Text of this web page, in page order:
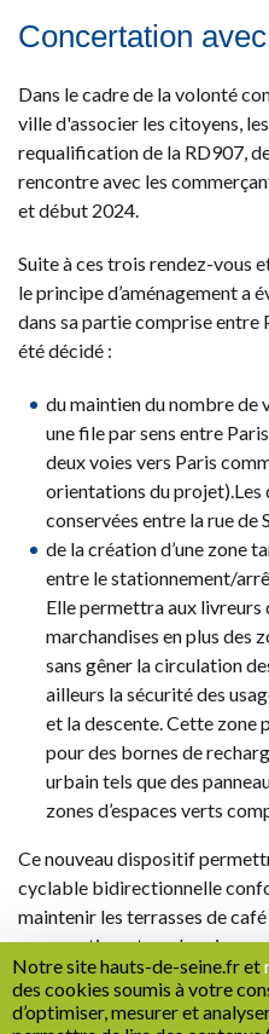
Concertation
Dans le cadre de la volonté
ville d'associer les citoyens,
requalification de la RD907,
rencontre avec les
et début 2024.
Suite à ces trois rendez-vous
le principe d’aménagement a
dans sa partie comprise entre
été décidé :
du maintien du nombre de
une file par sens entre
deux voies vers Paris
orientations du projet).Les
conservées entre la rue de
de la création d’une zone
entre le stationnement/
Elle permettra aux livreurs
marchandises en plus des
sans gêner la circulation
ailleurs la sécurité des
et la descente. Cette zone
pour des bornes de
urbain tels que des
zones d’espaces verts
Ce nouveau dispositif
cyclable bidirectionnelle
maintenir les terrasses de
en garantissant un
alignements d’arbres sont
végétalisés pourront être mis
Notre site hauts-de-seine.fr et
des cookies soumis à votre
d’optimiser, mesurer et